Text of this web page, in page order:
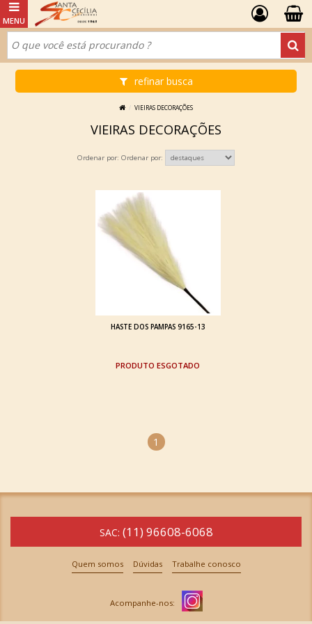
refinar busca
VIEIRAS DECORAÇÕES
VIEIRAS DECORAÇÕES
Ordenar por:
HASTE DOS PAMPAS 9165-13
ESGOTADO
1
SAC: (11) 96608-6068
Quem somos Dúvidas Trabalhe conosco